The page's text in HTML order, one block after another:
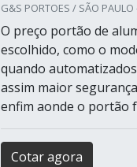
G&S PORTOES / SÃO PAULO
O preço portão de
escolhido, como o
quando
assim maior
enfim aonde o portão
Cotar agora